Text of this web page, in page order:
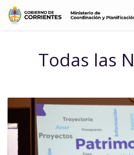
Todas las